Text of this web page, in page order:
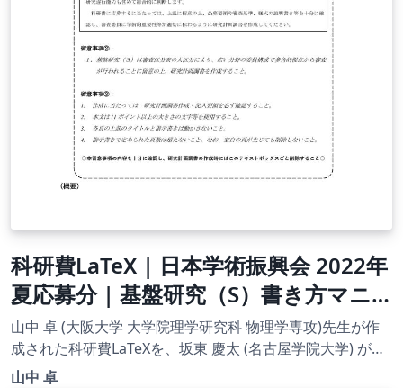
科研費LaTeX | 日本学術振興会 2022年
夏応募分 | 基盤研究（S）書き方マニ
ュアル | 2023.04.18
山中 卓 (大阪大学 大学院理学研究科 物理学専攻)先生が作
成された科研費LaTeXを、坂東 慶太 (名古屋学院大学) が了
承を得てテンプレート登録しています。 詳細はこちら↓を
山中 卓